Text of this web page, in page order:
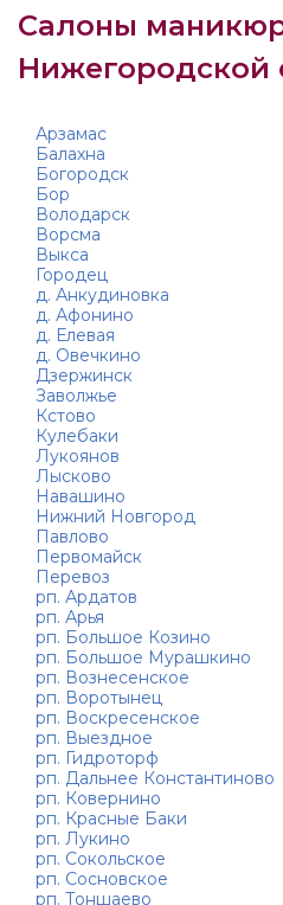
Салоны
Нижегородской
Арзамас
Балахна
Богородск
Бор
Володарск
Ворсма
Выкса
Городец
д. Анкудиновка
д. Афонино
д. Елевая
д. Овечкино
Дзержинск
Заволжье
Кстово
Кулебаки
Лукоянов
Лысково
Навашино
Нижний Новгород
Павлово
Первомайск
Перевоз
рп. Ардатов
рп. Арья
рп. Большое Козино
рп. Большое Мурашкино
рп. Вознесенское
рп. Воротынец
рп. Воскресенское
рп. Выездное
рп. Гидроторф
рп. Дальнее Константиново
рп. Ковернино
рп. Красные Баки
рп. Лукино
рп. Сокольское
рп. Сосновское
рп. Тоншаево